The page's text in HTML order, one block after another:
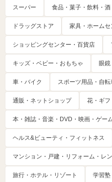
スーパー 食品・菓子・飲料・
ドラッグストア 家具・ホームセ
ショッピングセンター・百貨店
キッズ・ベビー・おもちゃ 眼
車・バイク スポーツ用品・自転
通販・ネットショップ 花・ギフ
本・雑誌・音楽・DVD・映画・ゲー
ヘルス&ビューティ・フィットネス
マンション・戸建・リフォーム・レ
旅行・ホテル・リゾート 学習塾